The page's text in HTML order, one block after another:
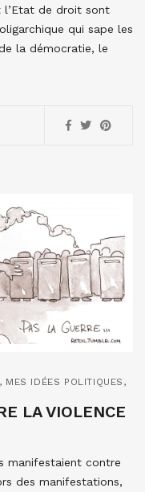
l’Etat de droit sont
qui sape les
la démocratie, le
, MES IDÉES POLITIQUES ,
LA VIOLENCE
manifestaient contre
des manifestations,